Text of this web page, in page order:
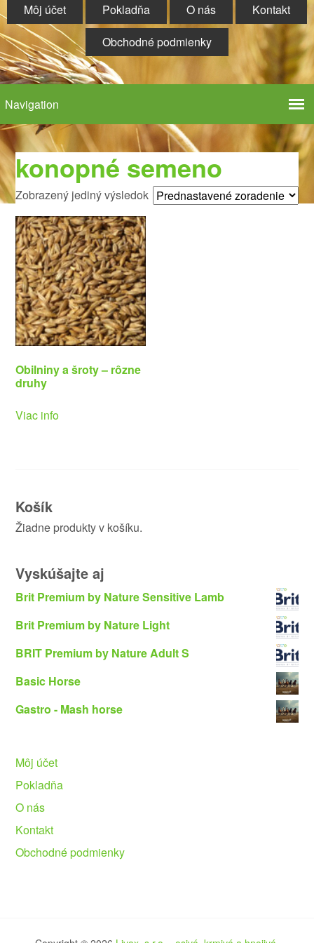
Môj účet Pokladňa O nás
Kontakt
Obchodné podmienky
konopné semeno
Zobrazený jediný výsledok
Obilniny a šroty – rôzne
druhy
Viac info
Košík
Žiadne produkty v košíku.
Vyskúšajte aj
Brit Premium by Nature Sensitive Lamb
Brit Premium by Nature Light
BRIT Premium by Nature Adult S
Basic Horse
Gastro - Mash horse
Môj účet
Pokladňa
O nás
Kontakt
Obchodné podmienky